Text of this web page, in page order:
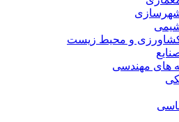
و محیط زیست
مهندسی